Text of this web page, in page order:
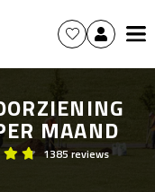
MAAND
1385 reviews